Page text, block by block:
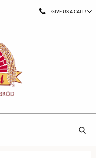
GIVE US A CALL!